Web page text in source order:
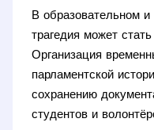
В образовательном и
трагедия может
Организация
парламентской
сохранению
студентов и